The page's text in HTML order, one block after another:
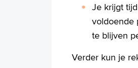
Je krijgt
voldoende
te blijven
Verder kun je